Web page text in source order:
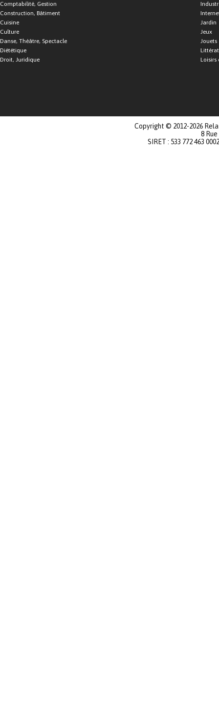
Comptabilité, Gestion
Construction, Bâtiment
Cuisine
Culture
Danse, Théâtre, Spectacle
Diététique
Droit, Juridique
Jardin
Jeux
Jouets
Loisirs
Copyright © 2012-2026
8
SIRET : 533 772 463